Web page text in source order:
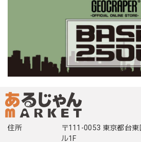
住所
〒111-0053 東京都台
ル1F